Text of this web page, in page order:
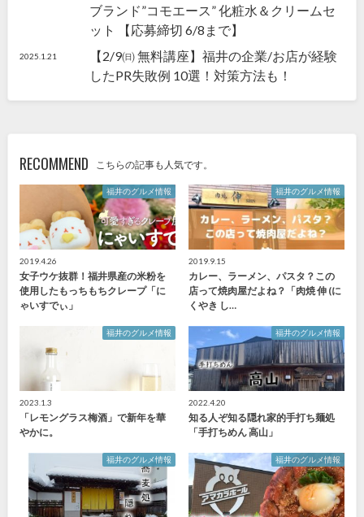
ブランド”コモエース” 化粧水＆クリームセ
ット 【応募締切 6/8まで】
2025.1.21
【2/9㈰ 無料講座】福井の企業/お店が経験
したPR失敗例 10選！対策方法も！
RECOMMEND こちらの記事も人気です。
福井のグルメ情報
2019.4.26
女子ウケ抜群！福井県産の米粉を
使用したもっちもちクレープ「に
ゃいすでぃ」
福井のグルメ情報
2019.9.15
カレー、ラーメン、パスタ？この
店って焼肉屋だよね？「肉焼 伸 (に
くやき し…
福井のグルメ情報
2023.1.3
「レモングラス梅酒」で新年を華
やかに。
福井のグルメ情報
2022.4.20
知る人ぞ知る隠れ家的手打ち麺処
「手打ちめん 高山」
福井のグルメ情報 福井のグルメ情報